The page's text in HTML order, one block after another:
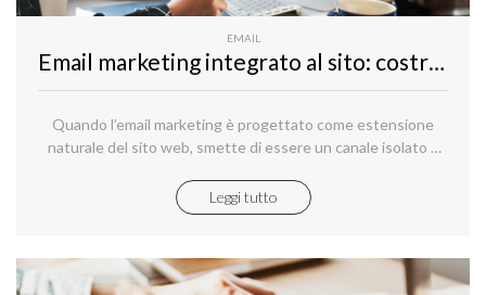
EMAIL
Email marketing integrato al sito: costruire una mailing list efficace
Quando l’email marketing è progettato come estensione
naturale del sito web, smette di essere un canale isolato e
Leggi tutto